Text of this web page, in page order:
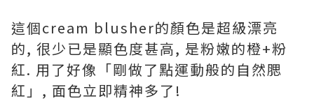
這個cream blusher的顏色是超級漂亮
的, 很少已是顯色度甚高, 是粉嫩的橙+粉
紅. 用了好像「剛做了點運動般的自然腮
紅」, 面色立即精神多了!